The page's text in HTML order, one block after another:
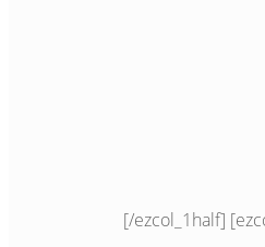
[/ezcol_1half]